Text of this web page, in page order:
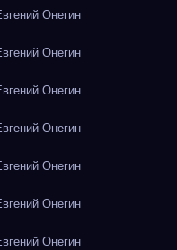
Онегин
Онегин
Онегин
Онегин
Онегин
Онегин
Онегин